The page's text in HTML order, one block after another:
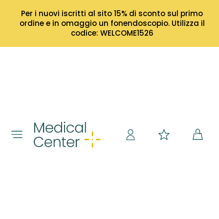
Per i nuovi iscritti al sito 15% di sconto sul primo
ordine e in omaggio un fonendoscopio. Utilizza il
codice: WELCOME1526